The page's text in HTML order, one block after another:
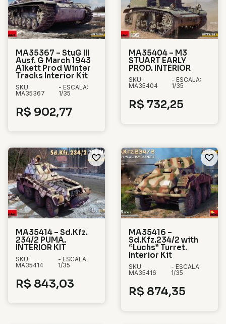
MA35367 – StuG III
Ausf. G March 1943
Alkett Prod Winter
Tracks Interior Kit
SKU:
MA35367
- ESCALA:
1/35
R$ 902,77
MA35404 – M3
STUART EARLY
PROD. INTERIOR
SKU:
MA35404
- ESCALA:
1/35
R$ 732,25
MA35414 – Sd.Kfz.
234/2 PUMA.
INTERIOR KIT
SKU:
MA35414
- ESCALA:
1/35
R$ 843,03
MA35416 –
Sd.Kfz.234/2 with
“Luchs” Turret.
Interior Kit
SKU:
MA35416
- ESCALA:
1/35
R$ 874,35